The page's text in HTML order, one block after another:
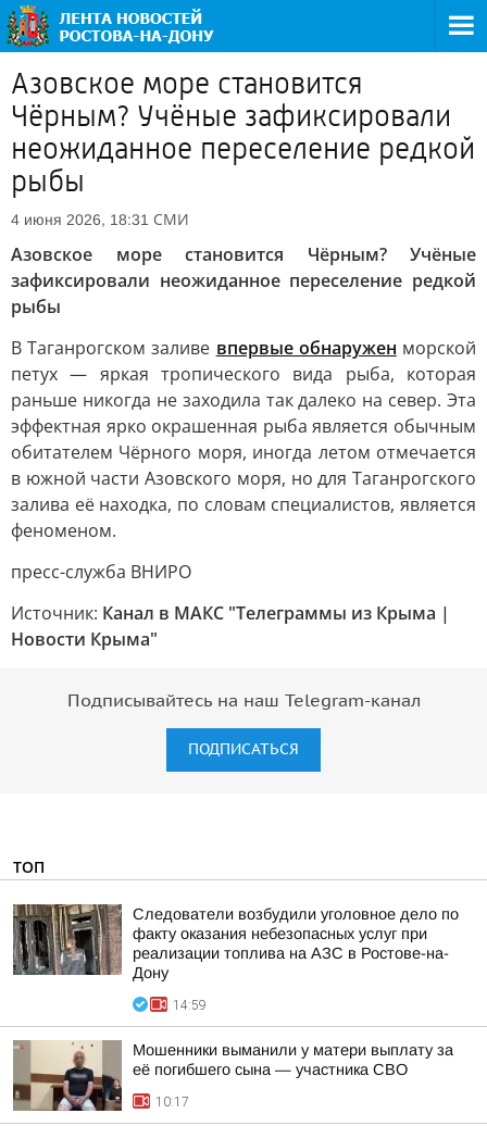
Азовское море становится
Чёрным? Учёные зафиксировали
неожиданное переселение редкой
рыбы
4 июня 2026, 18:31 СМИ
Азовское море становится Чёрным? Учёные
зафиксировали неожиданное переселение редкой
рыбы
В Таганрогском заливе впервые обнаружен морской
петух — яркая тропического вида рыба, которая
раньше никогда не заходила так далеко на север. Эта
эффектная ярко окрашенная рыба является обычным
обитателем Чёрного моря, иногда летом отмечается
в южной части Азовского моря, но для Таганрогского
залива её находка, по словам специалистов, является
феноменом.
пресс-служба ВНИРО
Источник: Канал в МАКС "Телеграммы из Крыма |
Новости Крыма"
Подписывайтесь на наш Telegram-канал
ПОДПИСАТЬСЯ
ТОП
Следователи возбудили уголовное дело по
факту оказания небезопасных услуг при
реализации топлива на АЗС в Ростове-на-
Дону
14:59
Мошенники выманили у матери выплату за
её погибшего сына — участника СВО
10:17